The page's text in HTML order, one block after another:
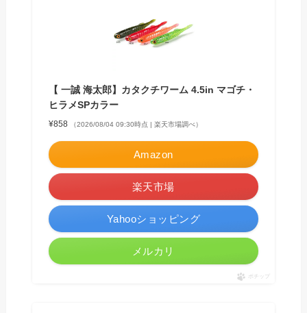
【 一誠 海太郎】カタクチワーム 4.5in マゴチ・
ヒラメSPカラー
¥858 （2026/08/04 09:30時点 | 楽天市場調べ）
Amazon
楽天市場
Yahooショッピング
メルカリ
ポチップ